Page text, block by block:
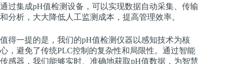
通过集成pH值检测设备，可以实现数据自动采集、传输
和分析，大大降低人工监测成本，提高管理效率。
值得一提的是，我们的pH值检测仪器以感知技术为核
心，避免了传统PLC控制的复杂性和局限性。通过智能
传感器，我们能够实时、准确地获取pH值数据，为智慧